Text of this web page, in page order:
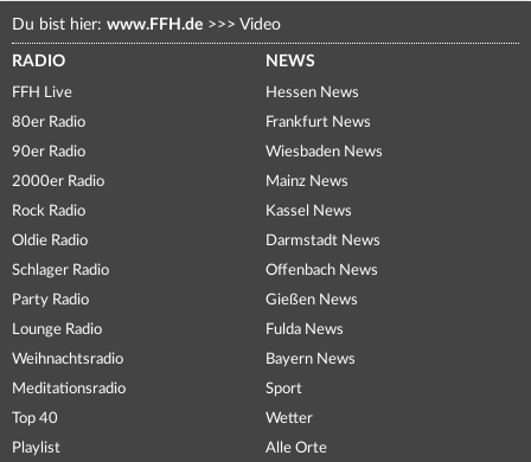
Du bist hier: www.FFH.de >>> Video
RADIO
FFH Live
80er Radio
90er Radio
2000er Radio
Rock Radio
Oldie Radio
Schlager Radio
Party Radio
Lounge Radio
Weihnachtsradio
Meditationsradio
Top 40
Playlist
NEWS
Hessen News
Frankfurt News
Wiesbaden News
Mainz News
Kassel News
Darmstadt News
Offenbach News
Gießen News
Fulda News
Bayern News
Sport
Wetter
Alle Orte